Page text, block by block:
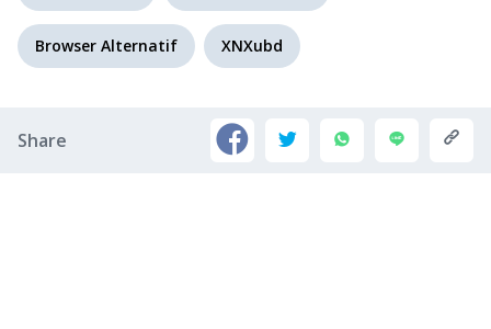
Browser Alternatif XNXubd
Share